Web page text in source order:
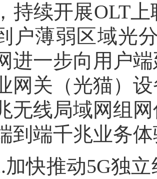
持续开展OLT
户薄弱区域光
进一步向用户
网关（光猫）
无线局域网组
到端千兆业务
加快推动5G独